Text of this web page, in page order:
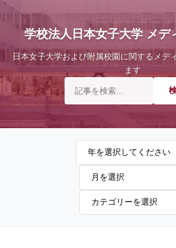
学校法人日本女子大学 メデ
日本女子大学および附属校園に関するメデ
ます